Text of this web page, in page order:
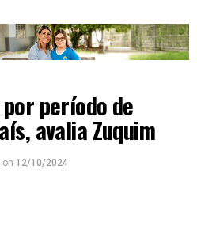
período de
avalia Zuquim
on 12/10/2024